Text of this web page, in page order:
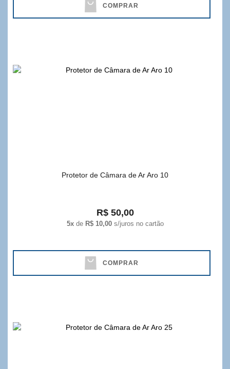
COMPRAR
Protetor de Câmara de Ar Aro 10
R$ 50,00
5xde R$ 10,00s/juros no cartão
COMPRAR